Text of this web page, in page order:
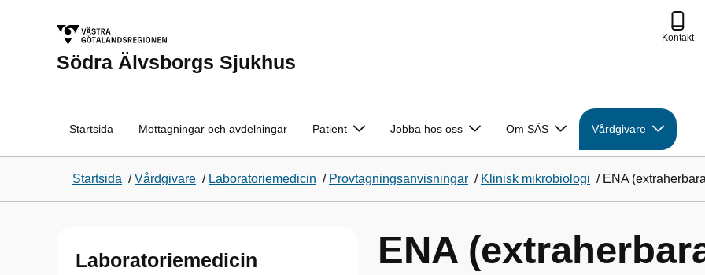
Södra Älvsborgs Sjukhus
Kontakt
Startsida Mottagningar och avdelningar Patient Jobba hos oss Om SÄS Vårdgivare
Startsida /Vårdgivare / Laboratoriemedicin / Provtagningsanvisningar / Klinisk mikrobiologi / ENA
Laboratoriemedicin
ENA